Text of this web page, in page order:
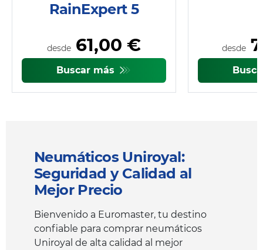
RainExpert 5
desde 61,00 €
Buscar más
desde
Neumáticos Uniroyal:
Seguridad y Calidad al
Mejor Precio
Bienvenido a Euromaster, tu destino
confiable para comprar neumáticos
Uniroyal de alta calidad al mejor